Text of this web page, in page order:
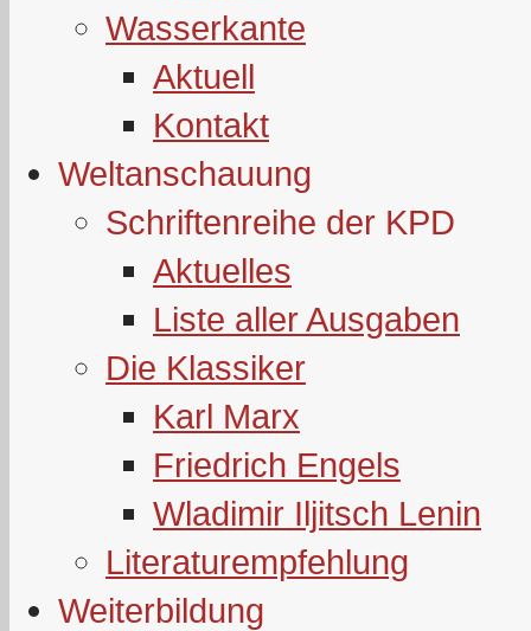
Wasserkante
Aktuell
Kontakt
Weltanschauung
Schriftenreihe der KPD
Aktuelles
Liste aller Ausgaben
Die Klassiker
Karl Marx
Friedrich Engels
Wladimir Iljitsch Lenin
Literaturempfehlung
Weiterbildung